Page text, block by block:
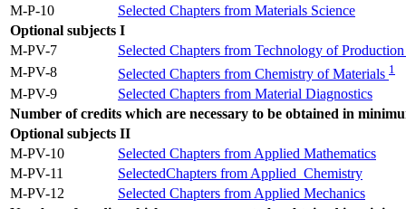
M-P-10
Selected Chapters from Materials Science
Optional subjects I
M-PV-7
Selected Chapters from Technology of
M-PV-8
Selected Chapters from Chemistry of Materials 1
M-PV-9
Selected Chapters from Material Diagnostics
Number of credits which are necessary to be obtained in
Optional subjects II
M-PV-10
Selected Chapters from Applied Mathematics
M-PV-11
SelectedChapters from Applied Chemistry
M-PV-12
Selected Chapters from Applied Mechanics